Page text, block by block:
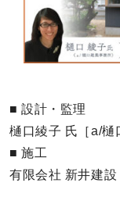
■ 設計・監理
樋口綾子 氏［a/樋
■ 施工
有限会社 新井建設